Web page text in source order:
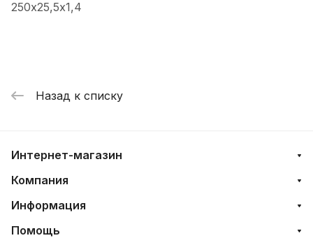
250х25,5х1,4
Назад к списку
Интернет-магазин
Компания
Информация
Помощь